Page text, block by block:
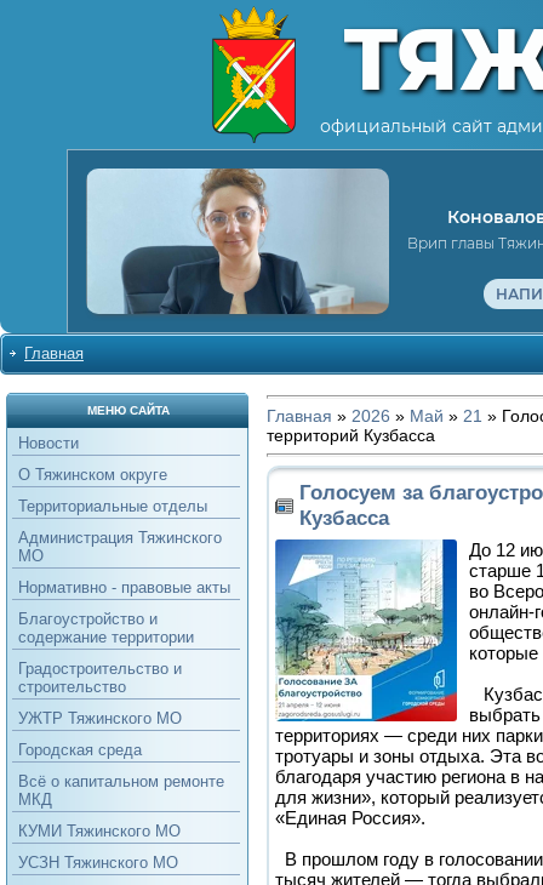
официальный сайт
Врип главы
Главная
МЕНЮ САЙТА
Новости
О Тяжинском округе
Территориальные отделы
Администрация Тяжинского
МО
Нормативно - правовые акты
Благоустройство и
содержание территории
Градостроительство и
строительство
УЖТР Тяжинского МО
Городская среда
Всё о капитальном ремонте
МКД
КУМИ Тяжинского МО
УСЗН Тяжинского МО
Главная » 2026 » Май » 21 »
территорий Кузбасса
Голосуем за
Кузбасса
До 12
старше
во
которые
территориях — среди них
тротуары и зоны отдыха. Эта
благодаря участию региона в
для жизни», который
«Единая Россия».
В прошлом году в
тысяч жителей — тогда